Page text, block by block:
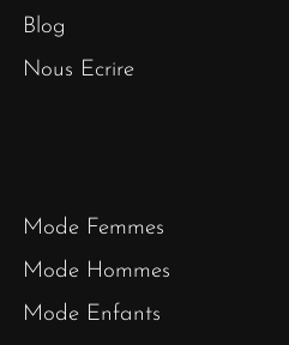
Blog
Nous Ecrire
Mode Femmes
Mode Hommes
Mode Enfants